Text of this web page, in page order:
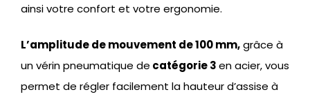
ainsi votre confort et votre ergonomie.
L’amplitude de mouvement de 100 mm,grâce à
un vérin pneumatique de catégorie 3en acier, vous
permet de régler facilement la hauteur d’assise à